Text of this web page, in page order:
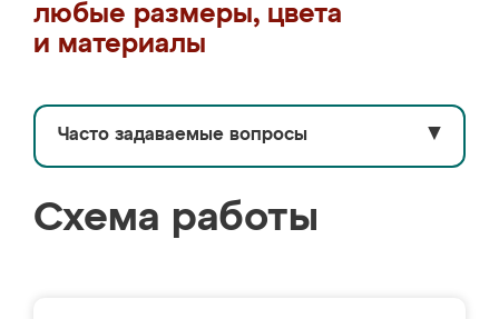
любые размеры, цвета
и материалы
Часто задаваемые вопросы ▼
Схема работы